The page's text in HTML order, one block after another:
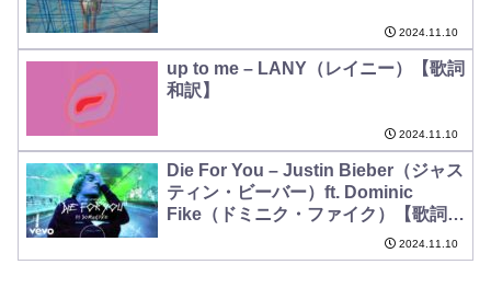
2024.11.10
up to me – LANY（レイニー）【歌詞
和訳】
2024.11.10
Die For You – Justin Bieber（ジャス
ティン・ビーバー）ft. Dominic
Fike（ドミニク・ファイク）【歌詞和
2024.11.10